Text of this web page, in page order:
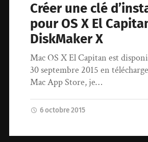
Créer une clé
pour OS X El
DiskMaker X
Mac OS X El Capitan est
30 septembre 2015 en
Mac App Store, je…
6 octobre 2015